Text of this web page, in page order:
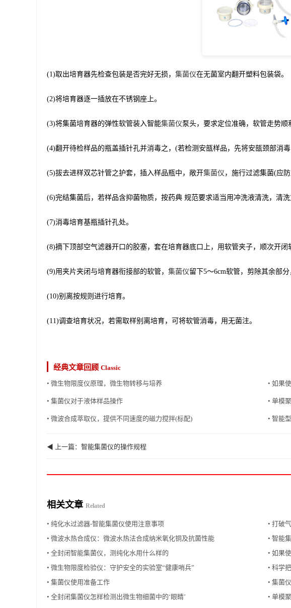
(1)取出培育器先检查包装是否完好无损， 集菌仪在无菌室内翻开塑料包装袋。
(2)将培育器逐一插放在不锈钢座上。
(3)将集菌培育器的弹性软管装入智能集菌仪泵头，要求定位准确，软管走势顺
(4)翻开待检样品的瓶盖插针孔并消毒之，(若检测安瓿样品，先将安瓿颈部消
(5)拔去进样双芯针管之护套，插入样品瓶中，敞开集菌仪 ，施行过滤集菌(应
(6)完结集菌后，若样品含抑菌物质，按药典 规范要求适当用冲洗液清洗，清洗
(7)消毒培育基瓶插针孔处。
(8)摘下顶部空气滤器开口的胶塞，套在培育器底口上，用软管夹子，顺次开闭
(9)用夹片夹闭与培育器衔接部的软管， 集菌仪留下5～6cm软管，剪除其余部
(10)别离按规则进行培育。
(11)调查培育状况，若需取样别离培育，可将软管消毒，用无菌注。
经典文章回顾 Classic
• 微生物限度仪原理，微生物转移与培养 • 如果
• 集菌仪对于液体样品操作 • 单模
• 微波合成萃取仪，提供不同速度的磁力搅拌(标配) • 智能
◀ 上一篇：智能集菌仪的操作规程
相关文章 Related
• 纯化水过滤器-智能集菌仪使用注意事项
• 打破
• 微波水热合成仪：微波水热法合成纳米氧化铜及抗菌性能
• 智能
• 全封闭智能集菌仪，测纯化水用什么样的
• 如果
• 微生物限度检验仪：守护安全的实验室“健康哨兵”
• 科学
• 集菌仪使用准备工作
• 集菌
• 全封闭集菌仪怎样检测出微生物细菌中的‘眼睛’
• 单模